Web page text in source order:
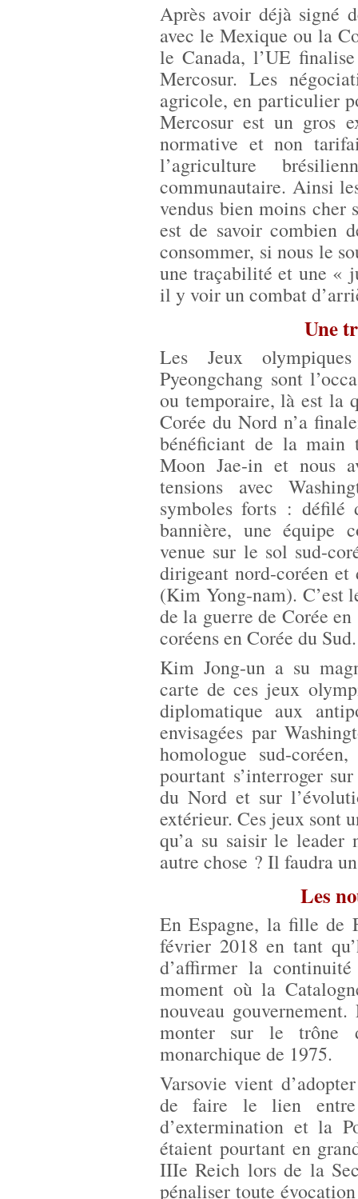
Après avoir déjà signé
avec le Mexique ou la
le Canada, l’UE
Mercosur. Les
agricole, en particulier
Mercosur est un gros
normative et non
l’agriculture
communautaire. Ainsi
vendus bien moins cher
est de savoir combien
consommer, si nous le
une traçabilité et une «
il y voir un combat
Une
Les Jeux
Pyeongchang sont
ou temporaire, là est la
Corée du Nord n’a
bénéficiant de la main
Moon Jae-in et nous
tensions avec
symboles forts : défilé
bannière, une équipe
venue sur le sol sud-
dirigeant nord-coréen
(Kim Yong-nam). C’est
de la guerre de Corée
coréens en Corée du Sud.
Kim Jong-un a su
carte de ces jeux
diplomatique aux
envisagées par
homologue sud-
pourtant s’interroger
du Nord et sur
extérieur. Ces jeux sont
qu’a su saisir le leader
autre chose ? Il faudra
Les
En Espagne, la fille de
février 2018 en tant
d’affirmer la
moment où la
nouveau
monter sur le trône
monarchique de 1975.
Varsovie vient
de faire le lien entre
d’extermination et la
étaient pourtant en
IIIe Reich lors de la
pénaliser toute